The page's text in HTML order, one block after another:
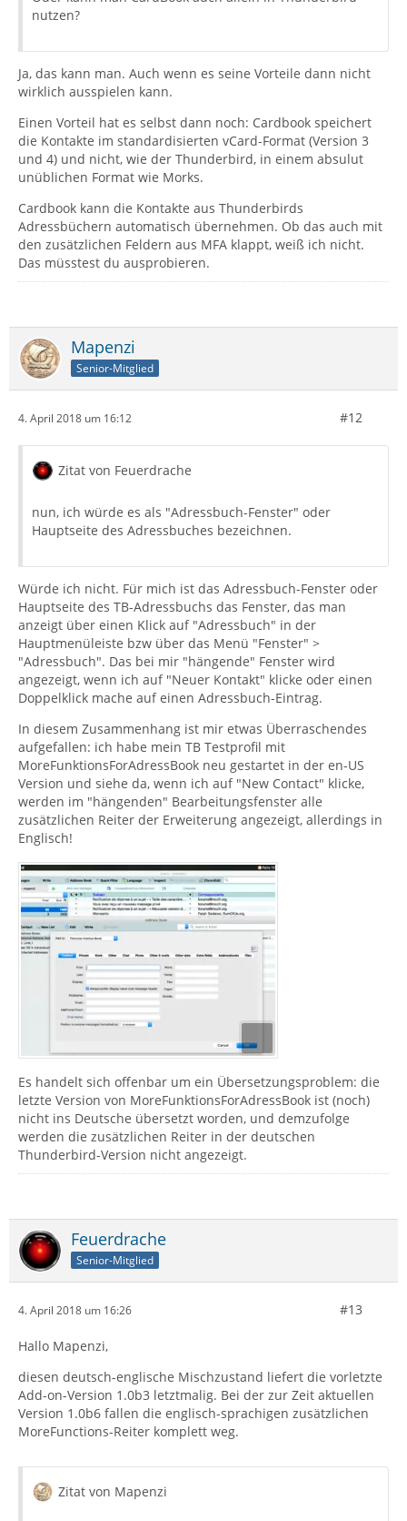
nutzen?
Ja, das kann man. Auch wenn es seine Vorteile dann nicht
wirklich ausspielen kann.
Einen Vorteil hat es selbst dann noch: Cardbook speichert
die Kontakte im standardisierten vCard-Format (Version 3
und 4) und nicht, wie der Thunderbird, in einem absulut
unüblichen Format wie Morks.
Cardbook kann die Kontakte aus Thunderbirds
Adressbüchern automatisch übernehmen. Ob das auch mit
den zusätzlichen Feldern aus MFA klappt, weiß ich nicht.
Das müsstest du ausprobieren.
Mapenzi
Senior-Mitglied
4. April 2018 um 16:12 #12
Zitat von Feuerdrache
nun, ich würde es als "Adressbuch-Fenster" oder
Hauptseite des Adressbuches bezeichnen.
Würde ich nicht. Für mich ist das Adressbuch-Fenster oder
Hauptseite des TB-Adressbuchs das Fenster, das man
anzeigt über einen Klick auf "Adressbuch" in der
Hauptmenüleiste bzw über das Menü "Fenster" >
"Adressbuch". Das bei mir "hängende" Fenster wird
angezeigt, wenn ich auf "Neuer Kontakt" klicke oder einen
Doppelklick mache auf einen Adressbuch-Eintrag.
In diesem Zusammenhang ist mir etwas Überraschendes
aufgefallen: ich habe mein TB Testprofil mit
MoreFunktionsForAdressBook neu gestartet in der en-US
Version und siehe da, wenn ich auf "New Contact" klicke,
werden im "hängenden" Bearbeitungsfenster alle
zusätzlichen Reiter der Erweiterung angezeigt, allerdings in
Englisch!
Es handelt sich offenbar um ein Übersetzungsproblem: die
letzte Version von MoreFunktionsForAdressBook ist (noch)
nicht ins Deutsche übersetzt worden, und demzufolge
werden die zusätzlichen Reiter in der deutschen
Thunderbird-Version nicht angezeigt.
Feuerdrache
Senior-Mitglied
4. April 2018 um 16:26 #13
Hallo Mapenzi,
diesen deutsch-englische Mischzustand liefert die vorletzte
Add-on-Version 1.0b3 letztmalig. Bei der zur Zeit aktuellen
Version 1.0b6 fallen die englisch-sprachigen zusätzlichen
MoreFunctions-Reiter komplett weg.
Zitat von Mapenzi